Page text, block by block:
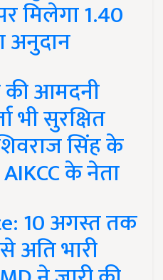
मिलेगा 1.40
आमदनी
भी सुरक्षित
सिंह के
के नेता
10 अगस्त तक
अति भारी